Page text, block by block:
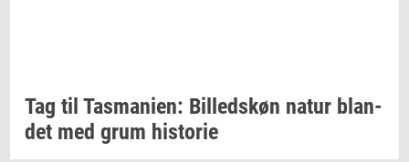
Tag til Tas­ma­ni­en: Bil­leds­køn natur blan­
det med grum hi­sto­rie